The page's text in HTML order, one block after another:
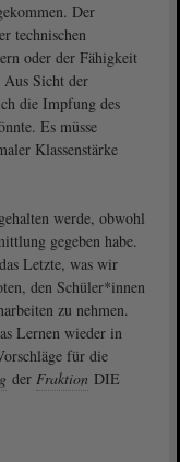
Der
technischen
oder der Fähigkeit
Sicht der
die Impfung des
Es müsse
Klassenstärke
werde, obwohl
gegeben habe.
Letzte, was wir
den Schüler*innen
zu nehmen.
Lernen wieder in
für die
der Fraktion DIE